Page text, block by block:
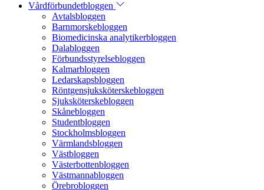
Vårdförbundetbloggen
Avtalsbloggen
Barnmorskebloggen
Biomedicinska analytikerbloggen
Dalabloggen
Förbundsstyrelsebloggen
Kalmarbloggen
Ledarskapsbloggen
Röntgensjuksköterskebloggen
Sjuksköterskebloggen
Skånebloggen
Studentbloggen
Stockholmsbloggen
Värmlandsbloggen
Västbloggen
Västerbottenbloggen
Västmannabloggen
Örebrobloggen